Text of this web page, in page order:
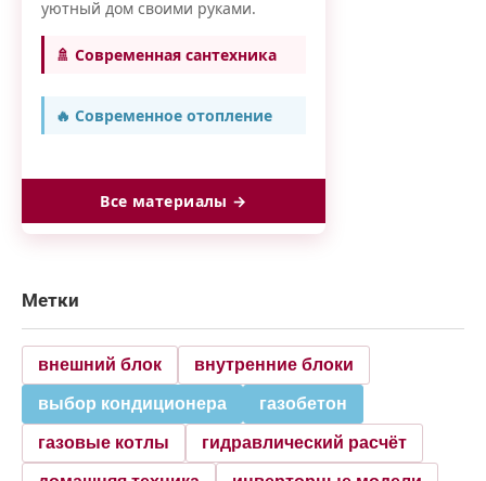
уютный дом своими руками.
🚿 Современная сантехника
🔥 Современное отопление
Все материалы →
Метки
внешний блок внутренние блоки
выбор кондиционера газобетон
газовые котлы гидравлический расчёт